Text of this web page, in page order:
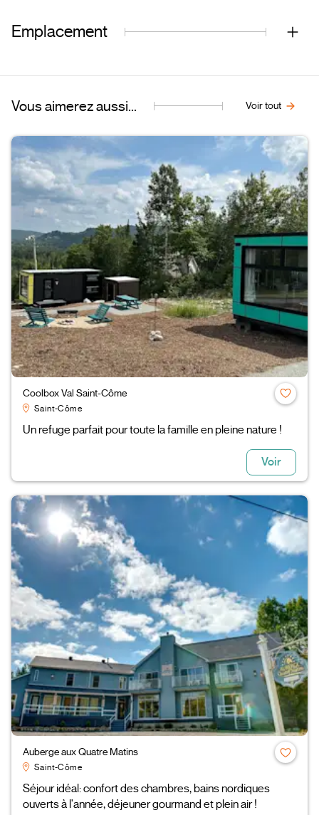
Emplacement
Vous aimerez aussi... Voir tout
Coolbox Val Saint-Côme
Saint-Côme
Un refuge parfait pour toute la famille en pleine nature !
Voir
Auberge aux Quatre Matins
Saint-Côme
Séjour idéal: confort des chambres, bains nordiques
ouverts à l'année, déjeuner gourmand et plein air !